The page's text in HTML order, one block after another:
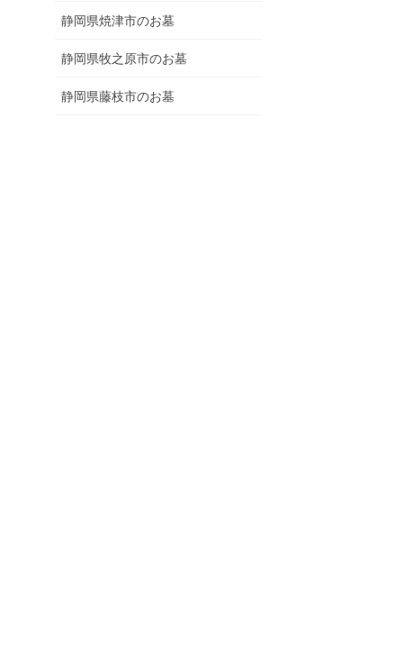
静岡県焼津市のお墓
静岡県牧之原市のお墓
静岡県藤枝市のお墓